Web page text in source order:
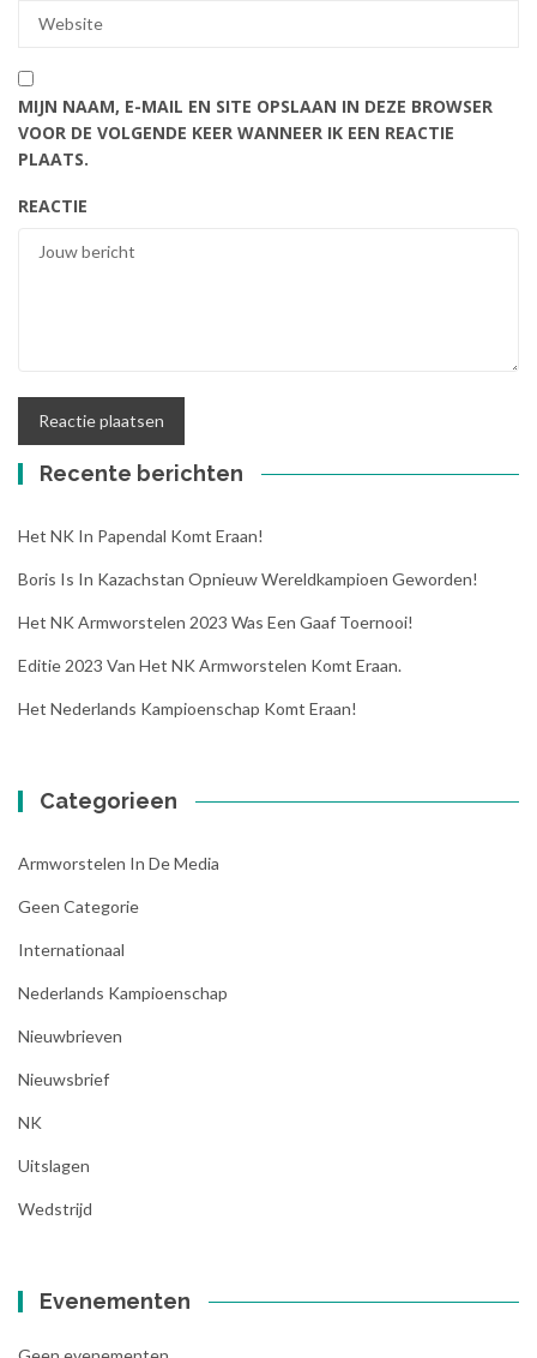
MIJN NAAM, E-MAIL EN SITE OPSLAAN IN DEZE BROWSER
VOOR DE VOLGENDE KEER WANNEER IK EEN REACTIE
PLAATS.
REACTIE
Recente berichten
Het NK In Papendal Komt Eraan!
Boris Is In Kazachstan Opnieuw Wereldkampioen Geworden!
Het NK Armworstelen 2023 Was Een Gaaf Toernooi!
Editie 2023 Van Het NK Armworstelen Komt Eraan.
Het Nederlands Kampioenschap Komt Eraan!
Categorieen
Armworstelen In De Media
Geen Categorie
Internationaal
Nederlands Kampioenschap
Nieuwbrieven
Nieuwsbrief
NK
Uitslagen
Wedstrijd
Evenementen